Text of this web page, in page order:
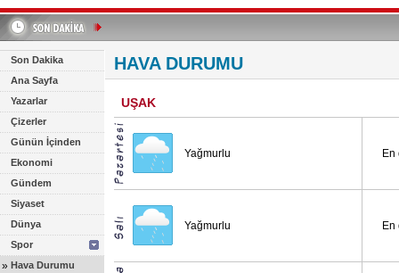
Son Dakika
Ana Sayfa
Yazarlar
Çizerler
Günün İçinden
Ekonomi
Gündem
Siyaset
Dünya
Spor
» Hava Durumu
HAVA DURUMU
UŞAK
Yağmurlu En
Yağmurlu En